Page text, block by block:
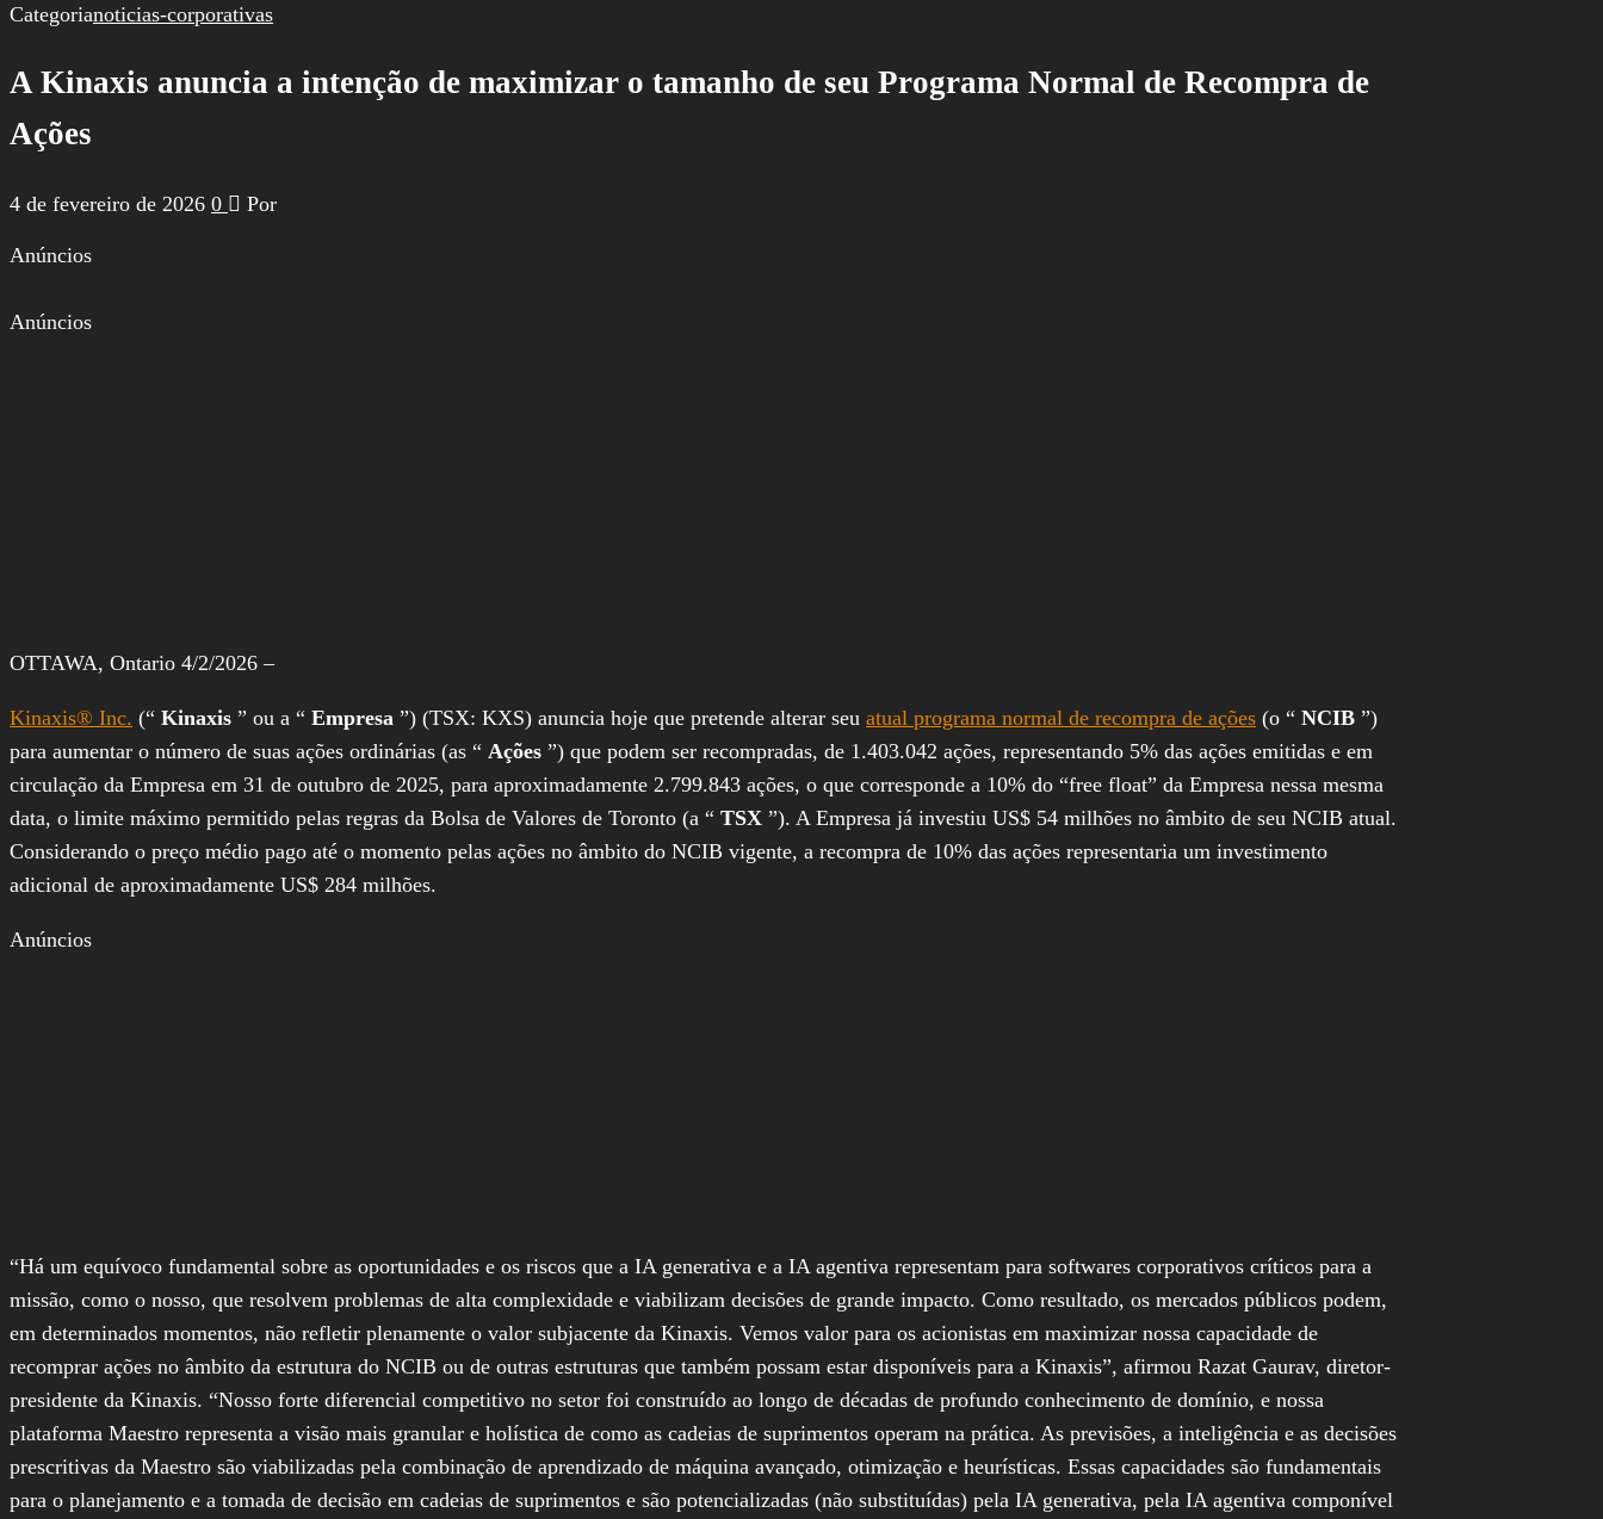
por:
Categorianoticias-corporativas
A Kinaxis anuncia a intenção de maximizar o tamanho de seu Programa Normal de Recompra de
Ações
4 de fevereiro de 2026 0 Por
Anúncios
Anúncios
OTTAWA, Ontario 4/2/2026 –
Kinaxis® Inc. (“ Kinaxis ” ou a “ Empresa ”) (TSX: KXS) anuncia hoje que pretende alterar seu atual programa normal de recompra de ações (o “ NCIB ”)
para aumentar o número de suas ações ordinárias (as “ Ações ”) que podem ser recompradas, de 1.403.042 ações, representando 5% das ações emitidas e em
circulação da Empresa em 31 de outubro de 2025, para aproximadamente 2.799.843 ações, o que corresponde a 10% do “free float” da Empresa nessa mesma
data, o limite máximo permitido pelas regras da Bolsa de Valores de Toronto (a “ TSX ”). A Empresa já investiu US$ 54 milhões no âmbito de seu NCIB atual.
Considerando o preço médio pago até o momento pelas ações no âmbito do NCIB vigente, a recompra de 10% das ações representaria um investimento
adicional de aproximadamente US$ 284 milhões.
Anúncios
“Há um equívoco fundamental sobre as oportunidades e os riscos que a IA generativa e a IA agentiva representam para softwares corporativos críticos para a
missão, como o nosso, que resolvem problemas de alta complexidade e viabilizam decisões de grande impacto. Como resultado, os mercados públicos podem,
em determinados momentos, não refletir plenamente o valor subjacente da Kinaxis. Vemos valor para os acionistas em maximizar nossa capacidade de
recomprar ações no âmbito da estrutura do NCIB ou de outras estruturas que também possam estar disponíveis para a Kinaxis”, afirmou Razat Gaurav, diretor-
presidente da Kinaxis. “Nosso forte diferencial competitivo no setor foi construído ao longo de décadas de profundo conhecimento de domínio, e nossa
plataforma Maestro representa a visão mais granular e holística de como as cadeias de suprimentos operam na prática. As previsões, a inteligência e as decisões
prescritivas da Maestro são viabilizadas pela combinação de aprendizado de máquina avançado, otimização e heurísticas. Essas capacidades são fundamentais
para o planejamento e a tomada de decisão em cadeias de suprimentos e são potencializadas (não substituídas) pela IA generativa, pela IA agentiva componível